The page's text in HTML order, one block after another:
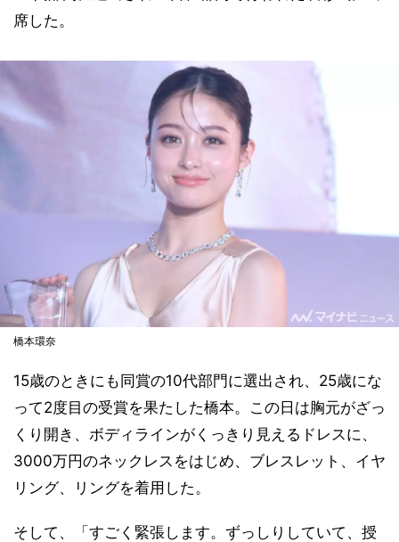
席した。
橋本環奈
15歳のときにも同賞の10代部門に選出され、25歳にな
って2度目の受賞を果たした橋本。この日は胸元がざっ
くり開き、ボディラインがくっきり見えるドレスに、
3000万円のネックレスをはじめ、ブレスレット、イヤ
リング、リングを着用した。
そして、「すごく緊張します。ずっしりしていて、授